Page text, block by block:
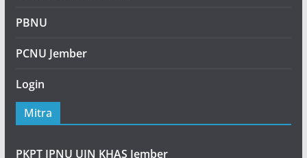
PBNU
PCNU Jember
Login
Mitra
PKPT IPNU UIN KHAS Jember